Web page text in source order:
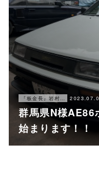
『板金長』岩村ブログ
群馬県N様AE86
始まります！！